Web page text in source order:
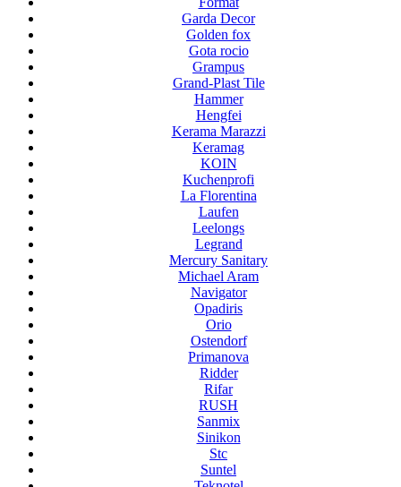
Garda Decor
Golden fox
Gota rocio
Grampus
Grand-Plast Tile
Hammer
Hengfei
Kerama Marazzi
Keramag
KOIN
Kuchenprofi
La Florentina
Laufen
Leelongs
Legrand
Mercury Sanitary
Michael Aram
Navigator
Opadiris
Orio
Ostendorf
Primanova
Ridder
Rifar
RUSH
Sanmix
Sinikon
Stc
Suntel